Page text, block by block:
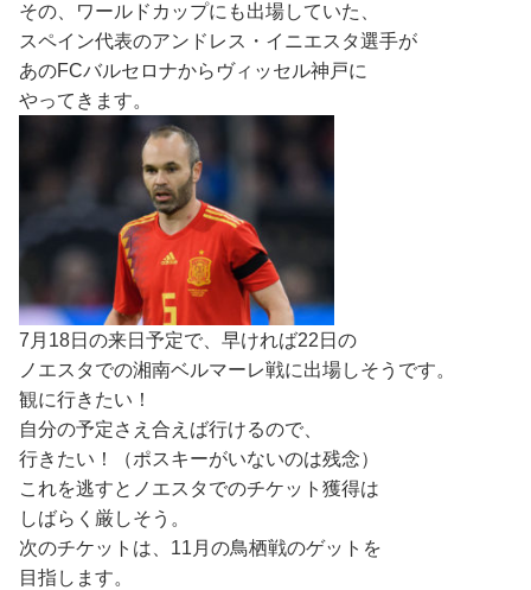
その、ワールドカップにも出場していた、
スペイン代表のアンドレス・イニエスタ選手が
あのFCバルセロナからヴィッセル神戸に
やってきます。
7月18日の来日予定で、早ければ22日の
ノエスタでの湘南ベルマーレ戦に出場しそうです。
観に行きたい！
自分の予定さえ合えば行けるので、
行きたい！（ポスキーがいないのは残念）
これを逃すとノエスタでのチケット獲得は
しばらく厳しそう。
次のチケットは、11月の鳥栖戦のゲットを
目指します。